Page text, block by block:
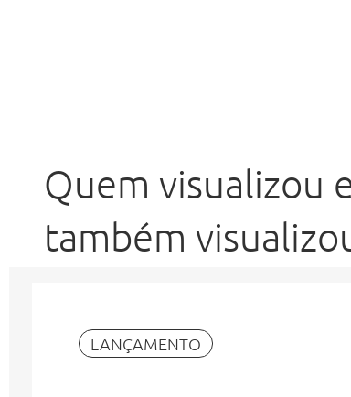
Quem visualizou
também
LANÇAMENTO